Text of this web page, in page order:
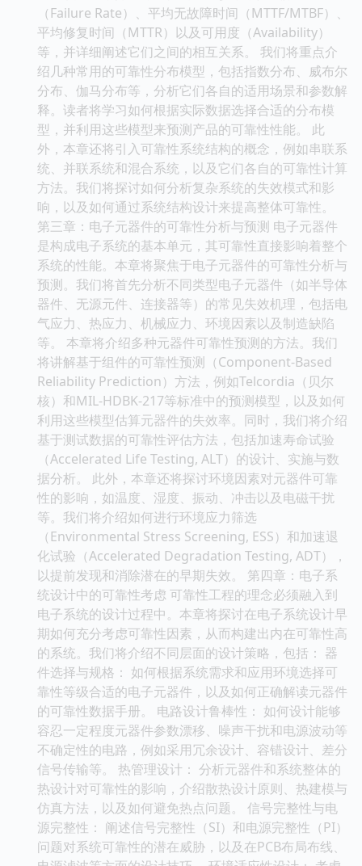
（Failure Rate）、平均无故障时间（MTTF/MTBF）、
平均修复时间（MTTR）以及可用度（Availability）
等，并详细阐述它们之间的相互关系。 我们将重点介
绍几种常用的可靠性分布模型，包括指数分布、威布尔
分布、伽马分布等，分析它们各自的适用场景和参数解
释。读者将学习如何根据实际数据选择合适的分布模
型，并利用这些模型来预测产品的可靠性性能。 此
外，本章还将引入可靠性系统结构的概念，例如串联系
统、并联系统和混合系统，以及它们各自的可靠性计算
方法。我们将探讨如何分析复杂系统的失效模式和影
响，以及如何通过系统结构设计来提高整体可靠性。
第三章：电子元器件的可靠性分析与预测 电子元器件
是构成电子系统的基本单元，其可靠性直接影响着整个
系统的性能。本章将聚焦于电子元器件的可靠性分析与
预测。我们将首先分析不同类型电子元器件（如半导体
器件、无源元件、连接器等）的常见失效机理，包括电
气应力、热应力、机械应力、环境因素以及制造缺陷
等。 本章将介绍多种元器件可靠性预测的方法。我们
将讲解基于组件的可靠性预测（Component-Based
Reliability Prediction）方法，例如Telcordia（贝尔
核）和MIL-HDBK-217等标准中的预测模型，以及如何
利用这些模型估算元器件的失效率。同时，我们将介绍
基于测试数据的可靠性评估方法，包括加速寿命试验
（Accelerated Life Testing, ALT）的设计、实施与数
据分析。 此外，本章还将探讨环境因素对元器件可靠
性的影响，如温度、湿度、振动、冲击以及电磁干扰
等。我们将介绍如何进行环境应力筛选
（Environmental Stress Screening, ESS）和加速退
化试验（Accelerated Degradation Testing, ADT），
以提前发现和消除潜在的早期失效。 第四章：电子系
统设计中的可靠性考虑 可靠性工程的理念必须融入到
电子系统的设计过程中。本章将探讨在电子系统设计早
期如何充分考虑可靠性因素，从而构建出内在可靠性高
的系统。我们将介绍不同层面的设计策略，包括： 器
件选择与规格： 如何根据系统需求和应用环境选择可
靠性等级合适的电子元器件，以及如何正确解读元器件
的可靠性数据手册。 电路设计鲁棒性： 如何设计能够
容忍一定程度元器件参数漂移、噪声干扰和电源波动等
不确定性的电路，例如采用冗余设计、容错设计、差分
信号传输等。 热管理设计： 分析元器件和系统整体的
热设计对可靠性的影响，介绍散热设计原则、热建模与
仿真方法，以及如何避免热点问题。 信号完整性与电
源完整性： 阐述信号完整性（SI）和电源完整性（PI）
问题对系统可靠性的潜在威胁，以及在PCB布局布线、